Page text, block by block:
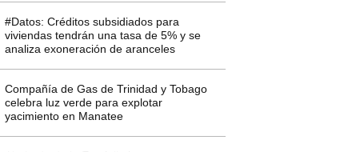
#Datos: Créditos subsidiados para
viviendas tendrán una tasa de 5% y se
analiza exoneración de aranceles
Compañía de Gas de Trinidad y Tobago
celebra luz verde para explotar
yacimiento en Manatee